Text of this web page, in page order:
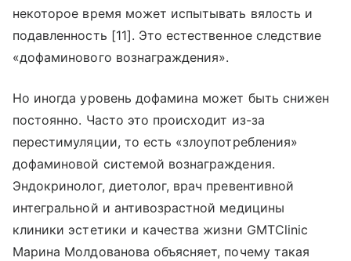
некоторое время может испытывать вялость и
подавленность [11]. Это естественное следствие
«дофаминового вознаграждения».
Но иногда уровень дофамина может быть снижен
постоянно. Часто это происходит из-за
перестимуляции, то есть «злоупотребления»
дофаминовой системой вознаграждения.
Эндокринолог, диетолог, врач превентивной
интегральной и антивозрастной медицины
клиники эстетики и качества жизни GMTClinic
Марина Молдованова объясняет, почему такая